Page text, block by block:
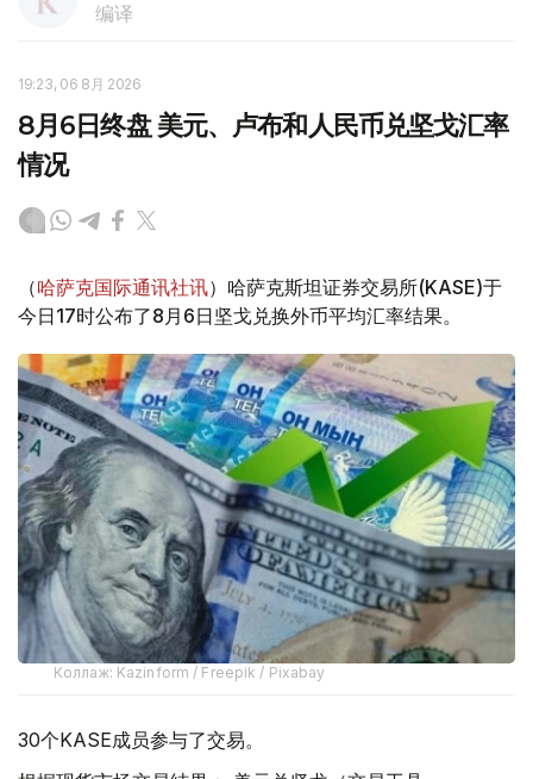
编译
19:23, 06 8月 2026
8月6日终盘 美元、卢布和人民币兑坚戈汇率
情况
（哈萨克国际通讯社讯）哈萨克斯坦证券交易所(KASE)于
今日17时公布了8月6日坚戈兑换外币平均汇率结果。
Коллаж: Kazinform / Freepik / Pixabay
30个KASE成员参与了交易。